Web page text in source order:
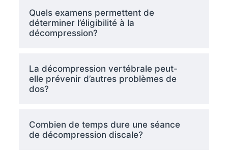
Quels examens permettent de
déterminer l’éligibilité à la
décompression?
La décompression vertébrale peut-
elle prévenir d’autres problèmes de
dos?
Combien de temps dure une séance
de décompression discale?